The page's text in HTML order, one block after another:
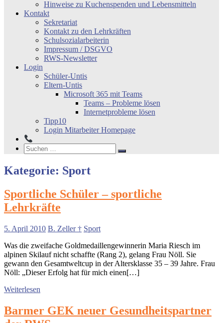
Hinweise zu Kuchenspenden und Lebensmitteln
Kontakt
Sekretariat
Kontakt zu den Lehrkräften
Schulsozialarbeiterin
Impressum / DSGVO
RWS-Newsletter
Login
Schüler-Untis
Eltern-Untis
Microsoft 365 mit Teams
Teams – Probleme lösen
Internetprobleme lösen
Tipp10
Login Mitarbeiter Homepage
Search
Suchen
nach:
Suchen
Kategorie: Sport
Sportliche Schüler – sportliche
Lehrkräfte
5. April 2010 B. Zeller † Sport
Was die zweifache Goldmedaillengewinnerin Maria Riesch im
alpinen Skilauf nicht schaffte (Rang 2), gelang Frau Nöll. Sie
gewann den Gesamtweltcup in der Altersklasse 35 – 39 Jahre. Frau
Nöll: „Dieser Erfolg hat für mich einen[…]
Weiterlesen
Barmer GEK neuer Gesundheitspartner